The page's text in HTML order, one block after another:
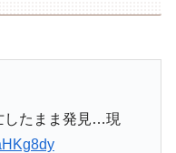
したまま発見…現